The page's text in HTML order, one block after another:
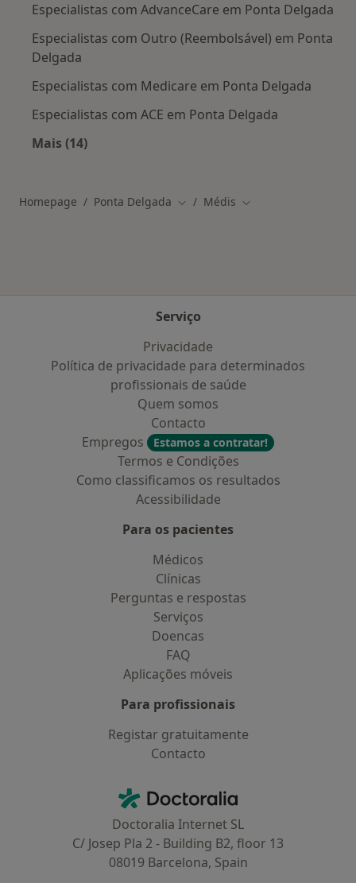
Especialistas com AdvanceCare em Ponta Delgada
Especialistas com Outro (Reembolsável) em Ponta
Delgada
Especialistas com Medicare em Ponta Delgada
Especialistas com ACE em Ponta Delgada
Mais (14)
Homepage Ponta Delgada Mudar de cidade
Médis Mudar de cidade
Serviço
Privacidade
Política de privacidade para determinados
profissionais de saúde
Quem somos
Contacto
Empregos
Estamos a contratar!
Termos e Condições
Como classificamos os resultados
Acessibilidade
Para os pacientes
Médicos
Clínicas
Perguntas e respostas
Serviços
Doencas
FAQ
Aplicações móveis
Para profissionais
Registar gratuitamente
Contacto
Doctoralia - Homepage
Doctoralia Internet SL
C/ Josep Pla 2 - Building B2, floor 13
08019 Barcelona, Spain